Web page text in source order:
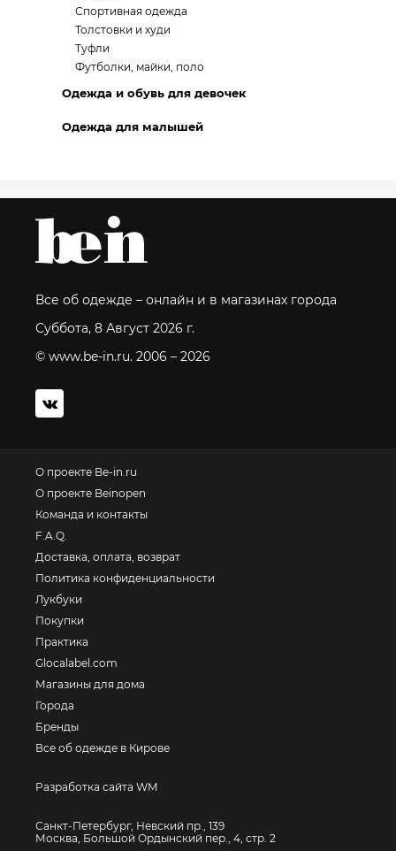
Спортивная одежда
Толстовки и худи
Туфли
Футболки, майки, поло
Одежда и обувь для девочек
Одежда для малышей
Все об одежде – онлайн и в магазинах города
Суббота, 8 Август 2026 г.
© www.be-in.ru. 2006 – 2026
О проекте Be-in.ru
О проекте Beinopen
Команда и контакты
F.A.Q.
Доставка, оплата, возврат
Политика конфиденциальности
Лукбуки
Покупки
Практика
Glocalabel.com
Магазины для дома
Города
Бренды
Все об одежде в Кирове
Разработка сайта WM
Санкт-Петербург, Невский пр., 139
Москва, Большой Ордынский пер., 4, стр. 2